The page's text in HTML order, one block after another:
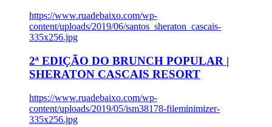
https://www.ruadebaixo.com/wp-
content/uploads/2019/06/santos_sheraton_cascais-
335x256.jpg
2ª EDIÇÃO DO BRUNCH POPULAR |
SHERATON CASCAIS RESORT
https://www.ruadebaixo.com/wp-
content/uploads/2019/05/ism38178-fileminimizer-
335x256.jpg